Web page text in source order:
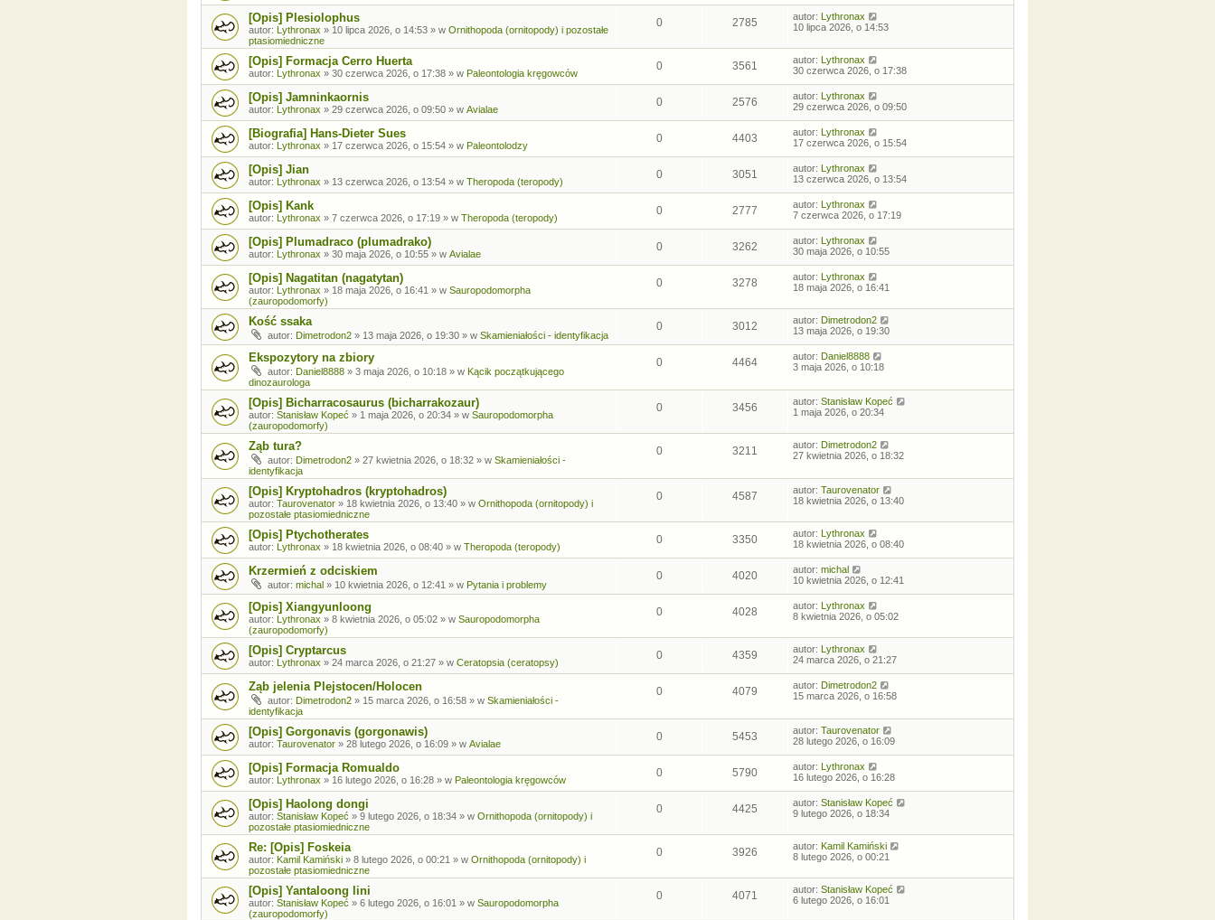
[Opis] Plesiolophus
autor: Lythronax » 10 lipca 2026, o 14:53 » w Ornithopoda (ornitopody) i pozostałe
ptasiomiedniczne
0 2785 autor: Lythronax
10 lipca 2026, o 14:53
[Opis] Formacja Cerro Huerta
autor: Lythronax » 30 czerwca 2026, o 17:38 » w Paleontologia kręgowców
0 3561 autor: Lythronax
30 czerwca 2026, o 17:38
[Opis] Jamninkaornis
autor: Lythronax » 29 czerwca 2026, o 09:50 » w Avialae
0 2576 autor: Lythronax
29 czerwca 2026, o 09:50
[Biografia] Hans-Dieter Sues
autor: Lythronax » 17 czerwca 2026, o 15:54 » w Paleontolodzy
0 4403 autor: Lythronax
17 czerwca 2026, o 15:54
[Opis] Jian
autor: Lythronax » 13 czerwca 2026, o 13:54 » w Theropoda (teropody)
0 3051 autor: Lythronax
13 czerwca 2026, o 13:54
[Opis] Kank
autor: Lythronax » 7 czerwca 2026, o 17:19 » w Theropoda (teropody)
0 2777 autor: Lythronax
7 czerwca 2026, o 17:19
[Opis] Plumadraco (plumadrako)
autor: Lythronax » 30 maja 2026, o 10:55 » w Avialae
0 3262 autor: Lythronax
30 maja 2026, o 10:55
[Opis] Nagatitan (nagatytan)
autor: Lythronax » 18 maja 2026, o 16:41 » w Sauropodomorpha
(zauropodomorfy)
0 3278 autor: Lythronax
18 maja 2026, o 16:41
Kość ssaka
autor: Dimetrodon2 » 13 maja 2026, o 19:30 » w Skamieniałości - identyfikacja
0 3012 autor: Dimetrodon2
13 maja 2026, o 19:30
Ekspozytory na zbiory
autor: Daniel8888 » 3 maja 2026, o 10:18 » w Kącik początkującego
dinozaurologa
0 4464 autor: Daniel8888
3 maja 2026, o 10:18
[Opis] Bicharracosaurus (bicharrakozaur)
autor: Stanisław Kopeć » 1 maja 2026, o 20:34 » w Sauropodomorpha
(zauropodomorfy)
0 3456 autor: Stanisław Kopeć
1 maja 2026, o 20:34
Ząb tura?
autor: Dimetrodon2 » 27 kwietnia 2026, o 18:32 » w Skamieniałości -
identyfikacja
0 3211 autor: Dimetrodon2
27 kwietnia 2026, o 18:32
[Opis] Kryptohadros (kryptohadros)
autor: Taurovenator » 18 kwietnia 2026, o 13:40 » w Ornithopoda (ornitopody) i
pozostałe ptasiomiedniczne
0 4587 autor: Taurovenator
18 kwietnia 2026, o 13:40
[Opis] Ptychotherates
autor: Lythronax » 18 kwietnia 2026, o 08:40 » w Theropoda (teropody)
0 3350 autor: Lythronax
18 kwietnia 2026, o 08:40
Krzermień z odciskiem
autor: michal » 10 kwietnia 2026, o 12:41 » w Pytania i problemy
0 4020 autor: michal
10 kwietnia 2026, o 12:41
[Opis] Xiangyunloong
autor: Lythronax » 8 kwietnia 2026, o 05:02 » w Sauropodomorpha
(zauropodomorfy)
0 4028 autor: Lythronax
8 kwietnia 2026, o 05:02
[Opis] Cryptarcus
autor: Lythronax » 24 marca 2026, o 21:27 » w Ceratopsia (ceratopsy)
0 4359 autor: Lythronax
24 marca 2026, o 21:27
Ząb jelenia Plejstocen/Holocen
autor: Dimetrodon2 » 15 marca 2026, o 16:58 » w Skamieniałości -
identyfikacja
0 4079 autor: Dimetrodon2
15 marca 2026, o 16:58
[Opis] Gorgonavis (gorgonawis)
autor: Taurovenator » 28 lutego 2026, o 16:09 » w Avialae
0 5453 autor: Taurovenator
28 lutego 2026, o 16:09
[Opis] Formacja Romualdo
autor: Lythronax » 16 lutego 2026, o 16:28 » w Paleontologia kręgowców
0 5790 autor: Lythronax
16 lutego 2026, o 16:28
[Opis] Haolong dongi
autor: Stanisław Kopeć » 9 lutego 2026, o 18:34 » w Ornithopoda (ornitopody) i
pozostałe ptasiomiedniczne
0 4425 autor: Stanisław Kopeć
9 lutego 2026, o 18:34
Re: [Opis] Foskeia
autor: Kamil Kamiński » 8 lutego 2026, o 00:21 » w Ornithopoda (ornitopody) i
pozostałe ptasiomiedniczne
0 3926 autor: Kamil Kamiński
8 lutego 2026, o 00:21
[Opis] Yantaloong lini
autor: Stanisław Kopeć » 6 lutego 2026, o 16:01 » w Sauropodomorpha
(zauropodomorfy)
0 4071 autor: Stanisław Kopeć
6 lutego 2026, o 16:01